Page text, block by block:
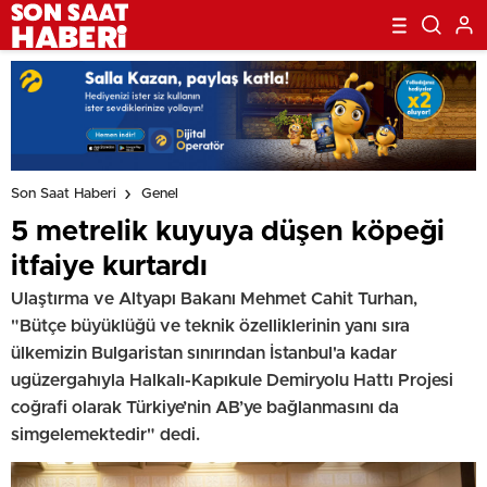
Son Saat Haberi Genel
5 metrelik kuyuya düşen köpeği
itfaiye kurtardı
Ulaştırma ve Altyapı Bakanı Mehmet Cahit Turhan,
"Bütçe büyüklüğü ve teknik özelliklerinin yanı sıra
ülkemizin Bulgaristan sınırından İstanbul'a kadar
ugüzergahıyla Halkalı-Kapıkule Demiryolu Hattı Projesi
coğrafi olarak Türkiye’nin AB’ye bağlanmasını da
simgelemektedir" dedi.